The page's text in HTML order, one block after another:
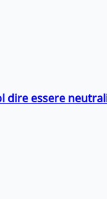
dire essere